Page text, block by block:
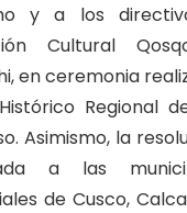
y a los
Cultural
en ceremonia
Regional
Asimismo, la
a las
de Cusco,